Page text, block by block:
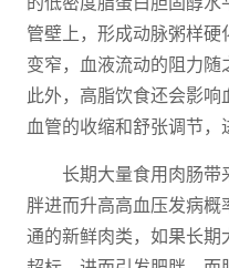
管壁上，形成动脉粥样
变窄，血液流动的阻力随
此外，高脂饮食还会影
血管的收缩和舒张调节，
长期大量食用肉肠
胖进而升高高血压发病
通的新鲜肉类，如果长期